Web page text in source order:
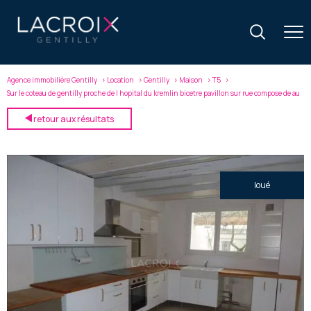
Agence immobilière Gentilly Location Gentilly Maison
T5
Sur le coteau de gentilly proche de l hopital du kremlin bicetre pavillon sur rue compose de au
retour aux résultats
loué